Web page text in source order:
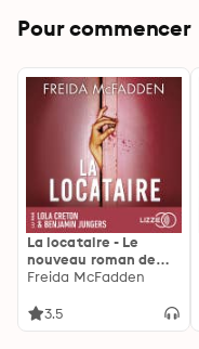
Pour commencer
La locataire - Le
nouveau roman de
l'autrice de La femme
Freida McFadden
3.5